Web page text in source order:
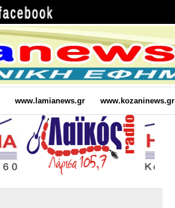
www.lamianews.gr www.kozaninews.gr